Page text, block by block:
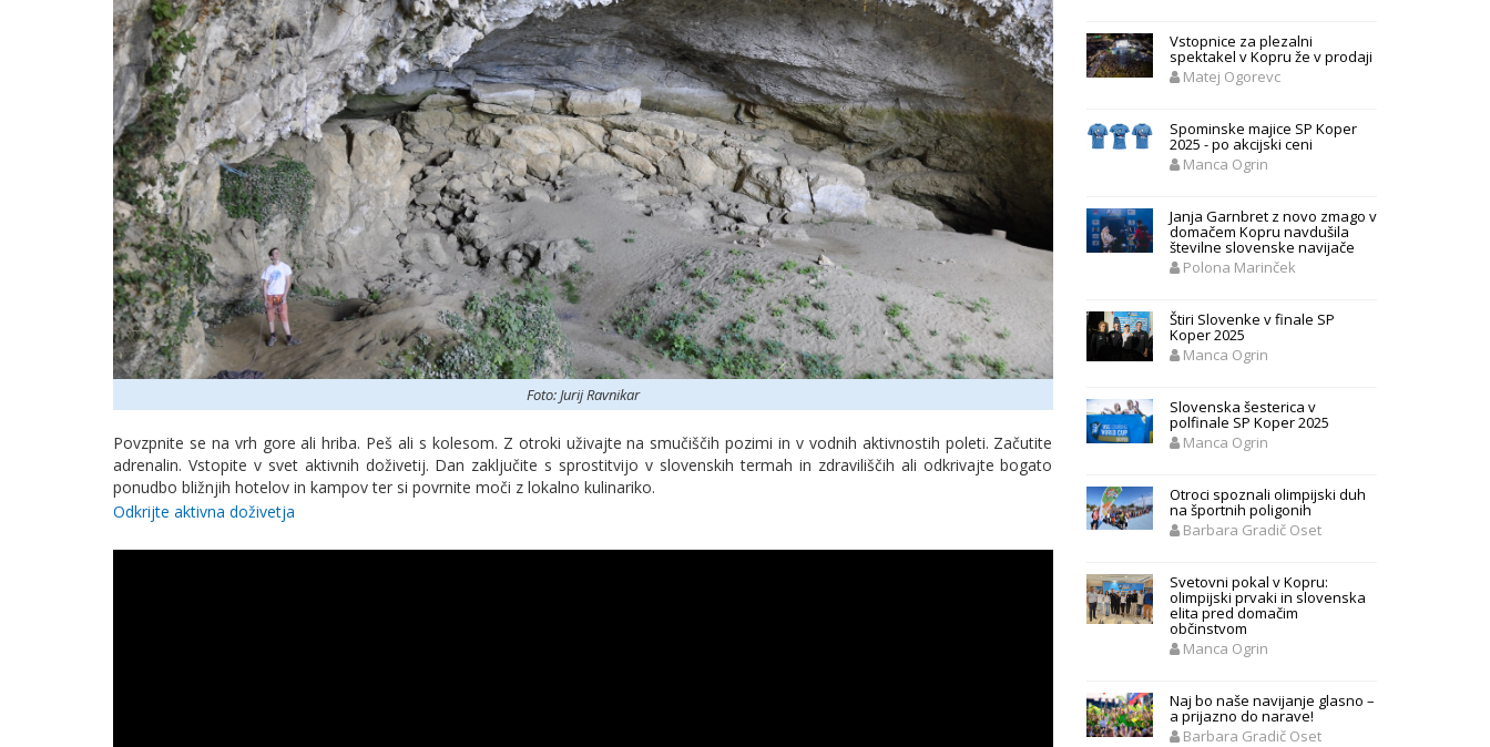
Foto: Jurij Ravnikar
Povzpnite se na vrh gore ali hriba. Peš ali s kolesom. Z otroki uživajte na smučiščih pozimi in v vodnih aktivnostih poleti. Začutite
adrenalin. Vstopite v svet aktivnih doživetij. Dan zaključite s sprostitvijo v slovenskih termah in zdraviliščih ali odkrivajte bogato
ponudbo bližnjih hotelov in kampov ter si povrnite moči z lokalno kulinariko.
Odkrijte aktivna doživetja
Vstopnice za plezalni
spektakel v Kopru že v prodaji
Matej Ogorevc
Spominske majice SP Koper
2025 - po akcijski ceni
Manca Ogrin
Janja Garnbret z novo zmago v
domačem Kopru navdušila
številne slovenske navijače
Polona Marinček
Štiri Slovenke v finale SP
Koper 2025
Manca Ogrin
Slovenska šesterica v
polfinale SP Koper 2025
Manca Ogrin
Otroci spoznali olimpijski duh
na športnih poligonih
Barbara Gradič Oset
Svetovni pokal v Kopru:
olimpijski prvaki in slovenska
elita pred domačim
občinstvom
Manca Ogrin
Naj bo naše navijanje glasno –
a prijazno do narave!
Barbara Gradič Oset